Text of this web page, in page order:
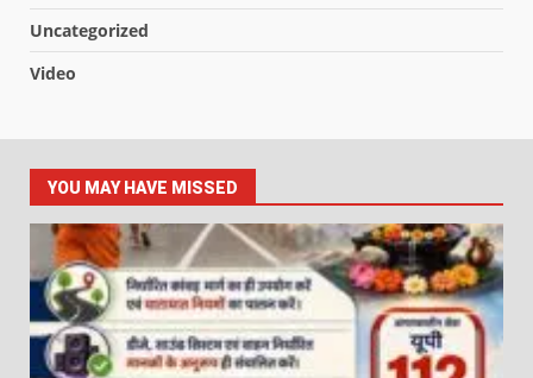
Uncategorized
Video
YOU MAY HAVE MISSED